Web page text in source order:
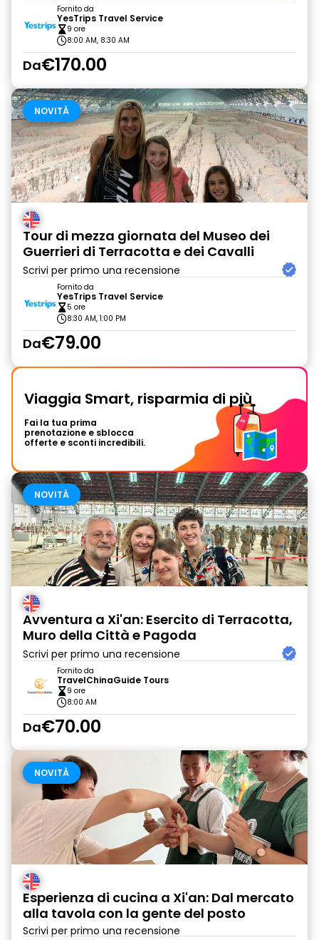
Fornito da
YesTrips Travel Service
9 ore
8:00 AM, 8:30 AM
Da€170.00
NOVITÀ
Tour di mezza giornata del Museo dei
Guerrieri di Terracotta e dei Cavalli
Scrivi per primo una recensione
Fornito da
YesTrips Travel Service
5 ore
8:30 AM, 1:00 PM
Da€79.00
Viaggia Smart, risparmia di più
Fai la tua prima
prenotazione e sblocca
offerte e sconti incredibili.
NOVITÀ
Avventura a Xi'an: Esercito di Terracotta,
Muro della Città e Pagoda
Scrivi per primo una recensione
Fornito da
TravelChinaGuide Tours
9 ore
8:00 AM
Da€70.00
NOVITÀ
Esperienza di cucina a Xi'an: Dal mercato
alla tavola con la gente del posto
Scrivi per primo una recensione